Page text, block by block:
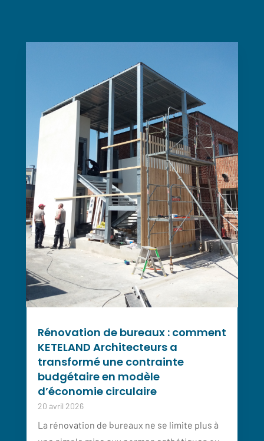
Rénovation de bureaux : comment
KETELAND Architecteurs a
transformé une contrainte
budgétaire en modèle
d’économie circulaire
20 avril 2026
La rénovation de bureaux ne se limite plus à